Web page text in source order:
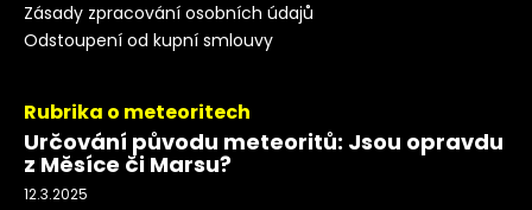
Zásady zpracování osobních údajů
Odstoupení od kupní smlouvy
Rubrika o meteoritech
Určování původu meteoritů: Jsou opravdu
z Měsíce či Marsu?
12.3.2025